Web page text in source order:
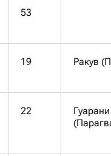
53
19 Ракув
22
Гуарани